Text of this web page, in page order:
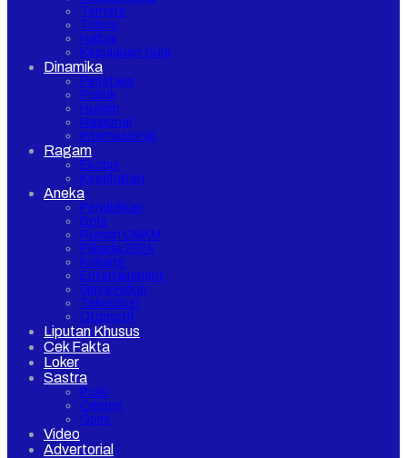
Ternate
Tidore
Halbar
Kepulauan Sula
Dinamika
Peristiwa
Politik
Hukrim
Nasional
Internasional
Ragam
Ekobis
Kesehatan
Aneka
Pendidikan
Bola
Rumah UMKM
Pilkada 2024
Kokang
Entertainment
Gaya Hidup
Teknologi
Otomotif
Liputan Khusus
Cek Fakta
Loker
Sastra
Puisi
Cerpen
Opini
Video
Advertorial